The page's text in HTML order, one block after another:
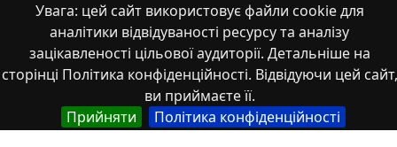
Увага: цей сайт використовує файли cookie для
аналітики відвідуваності ресурсу та аналізу
зацікавленості цільової аудиторії. Детальніше на
сторінці Політика конфіденційності. Відвідуючи цей сайт,
ви приймаєте її.
Прийняти
Політика конфіденційності